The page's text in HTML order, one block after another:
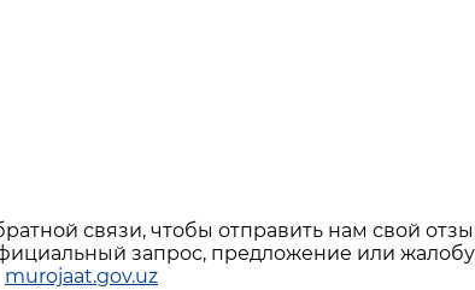
связи, чтобы отправить нам свой
запрос, предложение или
murojaat.gov.uz